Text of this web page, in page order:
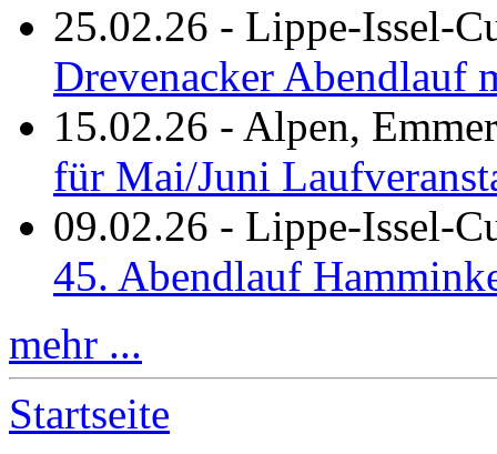
25.02.26 - Lippe-Issel-
Drevenacker Abendlauf
15.02.26 - Alpen,
für Mai/Juni
09.02.26 - Lippe-Issel-
45. Abendlauf
mehr ...
Startseite